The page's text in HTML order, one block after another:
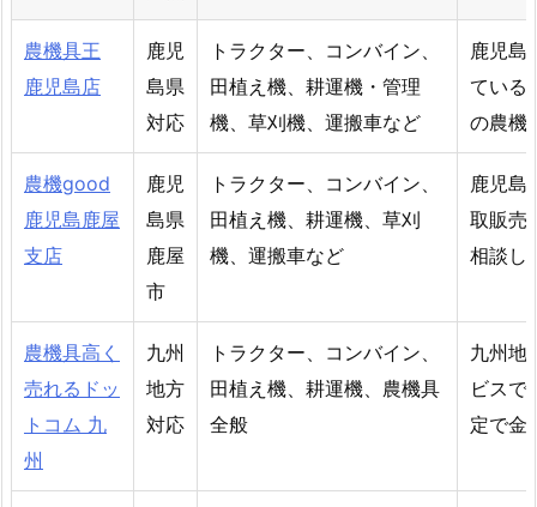
農機具王
鹿児島店
鹿児
島県
対応
トラクター、コンバイン、
田植え機、耕運機・管理
機、草刈機、運搬車など
鹿児島
ている
の農機
農機good
鹿児島鹿屋
支店
鹿児
島県
鹿屋
市
トラクター、コンバイン、
田植え機、耕運機、草刈
機、運搬車など
鹿児島
取販売
相談し
農機具高く
売れるドッ
トコム 九
州
九州
地方
対応
トラクター、コンバイン、
田植え機、耕運機、農機具
全般
九州地
ビスで
定で金